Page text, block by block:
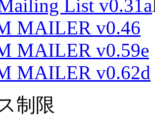
List v0.31a
MAILER v0.46
MAILER v0.59e
MAILER v0.62d
制限